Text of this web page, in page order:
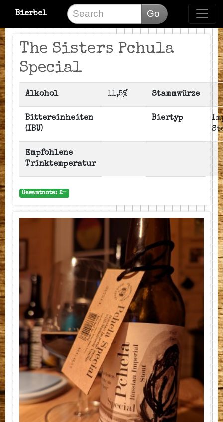
Bierbel Go
The Sisters Pchula
Special
Alkohol 11,5% Stammwürze
Bittereinheiten
(IBU)
Biertyp
Empfohlene
Trinktemperatur
Gesamtnote: 2-